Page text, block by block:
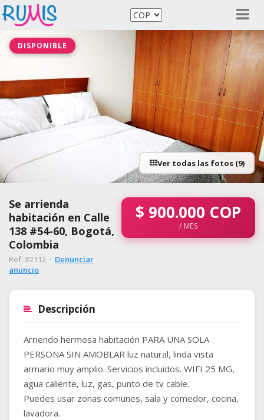
DISPONIBLE
Ver todas las fotos (9)
Se arrienda
habitación en Calle
138 #54-60, Bogotá,
Colombia
Ref: #2112 · Denunciar
anuncio
$ 900.000 COP
/ MES
Descripción
Arriendo hermosa habitación PARA UNA SOLA
PERSONA SIN AMOBLAR luz natural, linda vista
armario muy amplio. Servicios incluidos. WIFI 25 MG,
agua caliente, luz, gas, punto de tv cable.
Puedes usar zonas comunes, sala y comedor, cocina,
lavadora.